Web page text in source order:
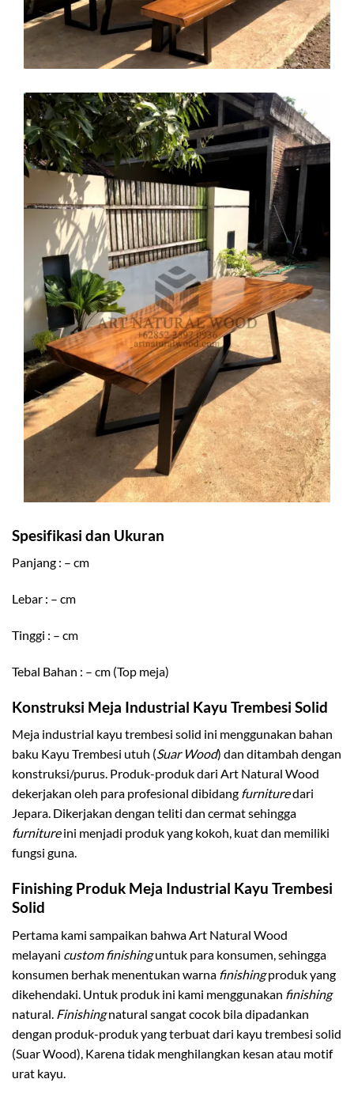
Spesifikasi dan Ukuran
Panjang : – cm
Lebar : – cm
Tinggi : – cm
Tebal Bahan : – cm (Top meja)
Konstruksi Meja Industrial Kayu Trembesi Solid
Meja industrial kayu trembesi solid ini menggunakan bahan
baku Kayu Trembesi utuh (Suar Wood) dan ditambah dengan
konstruksi/purus. Produk-produk dari Art Natural Wood
dekerjakan oleh para profesional dibidang furnituredari
Jepara. Dikerjakan dengan teliti dan cermat sehingga
furnitureini menjadi produk yang kokoh, kuat dan memiliki
fungsi guna.
Finishing Produk Meja Industrial Kayu Trembesi
Solid
Pertama kami sampaikan bahwa Art Natural Wood
melayani custom finishinguntuk para konsumen, sehingga
konsumen berhak menentukan warna finishingproduk yang
dikehendaki. Untuk produk ini kami menggunakan finishing
natural. Finishingnatural sangat cocok bila dipadankan
dengan produk-produk yang terbuat dari kayu trembesi solid
(Suar Wood), Karena tidak menghilangkan kesan atau motif
urat kayu.